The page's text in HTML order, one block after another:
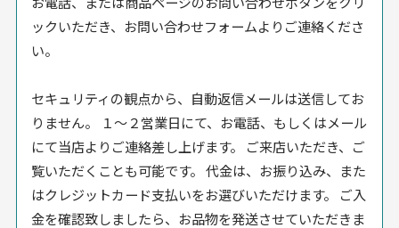
ックいただき、お問い合わせフォームよりご連絡くださ
い。
セキュリティの観点から、自動返信メールは送信してお
りません。 １〜２営業日にて、お電話、もしくはメール
にて当店よりご連絡差し上げます。 ご来店いただき、ご
覧いただくことも可能です。 代金は、お振り込み、また
はクレジットカード支払いをお選びいただけます。 ご入
金を確認致しましたら、お品物を発送させていただきま